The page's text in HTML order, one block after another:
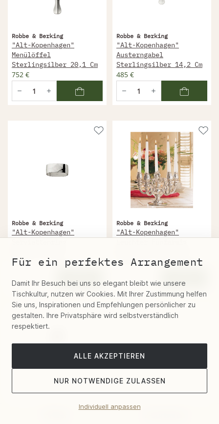
Robbe & Berking
"Alt-Kopenhagen"
Menülöffel
Sterlingsilber 20,1 Cm
752 €
Robbe & Berking
"Alt-Kopenhagen"
Austerngabel
Sterlingsilber 14,2 Cm
485 €
Robbe & Berking
"Alt-Kopenhagen"
465 €
Robbe & Berking
"Alt-Kopenhagen"
23.316 €
Robbe & Berking
Für ein perfektes Arrangement
Damit Ihr Besuch bei uns so elegant bleibt wie unsere
Tischkultur, nutzen wir Cookies. Mit Ihrer Zustimmung helfen
Sie uns, Inspirationen und Empfehlungen persönlicher zu
gestalten. Ihre Privatsphäre wird selbstverständlich
respektiert.
ALLE AKZEPTIEREN
NUR NOTWENDIGE ZULASSEN
Individuell anpassen